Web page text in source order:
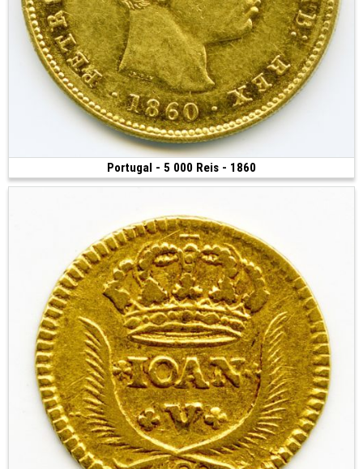
Portugal - 5 000 Reis - 1860
(1860 • Lisbonne • 8.85 g • 23 mm)